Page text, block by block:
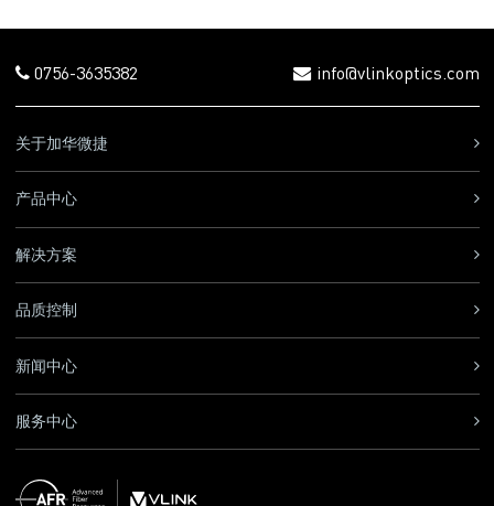
0756-3635382 info@vlinkoptics.com
关于加华微捷
产品中心
解决方案
品质控制
新闻中心
服务中心